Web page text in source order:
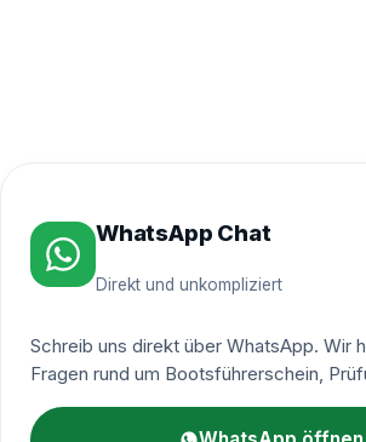
WhatsApp Chat
Direkt und unkompliziert
Schreib uns direkt über WhatsApp. Wir
Fragen rund um Bootsführerschein,